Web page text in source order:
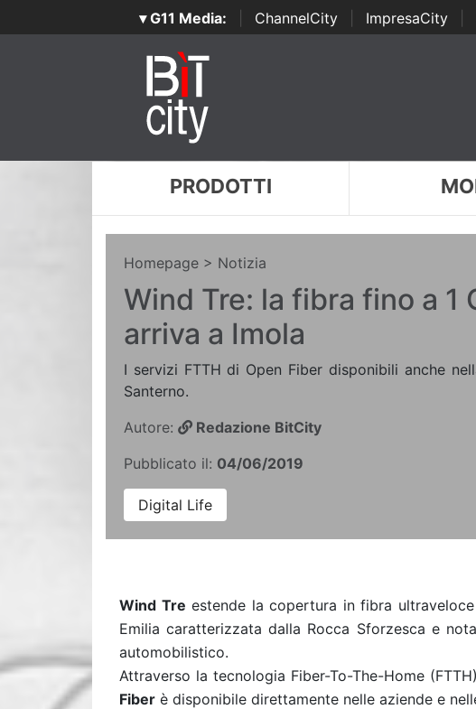
▾ G11 Media: ChannelCity ImpresaCity
PRODOTTI
Homepage > Notizia
Wind Tre: la fibra fino a 1
arriva a Imola
I servizi FTTH di Open Fiber disponibili anche
Santerno.
Autore:
Redazione BitCity
Pubblicato il: 04/06/2019
Digital Life
Wind Tre estende la copertura in fibra
Emilia caratterizzata dalla Rocca Sforzesca e
automobilistico.
Attraverso la tecnologia Fiber-To-The-Home
Fiber è disponibile direttamente nelle aziende e